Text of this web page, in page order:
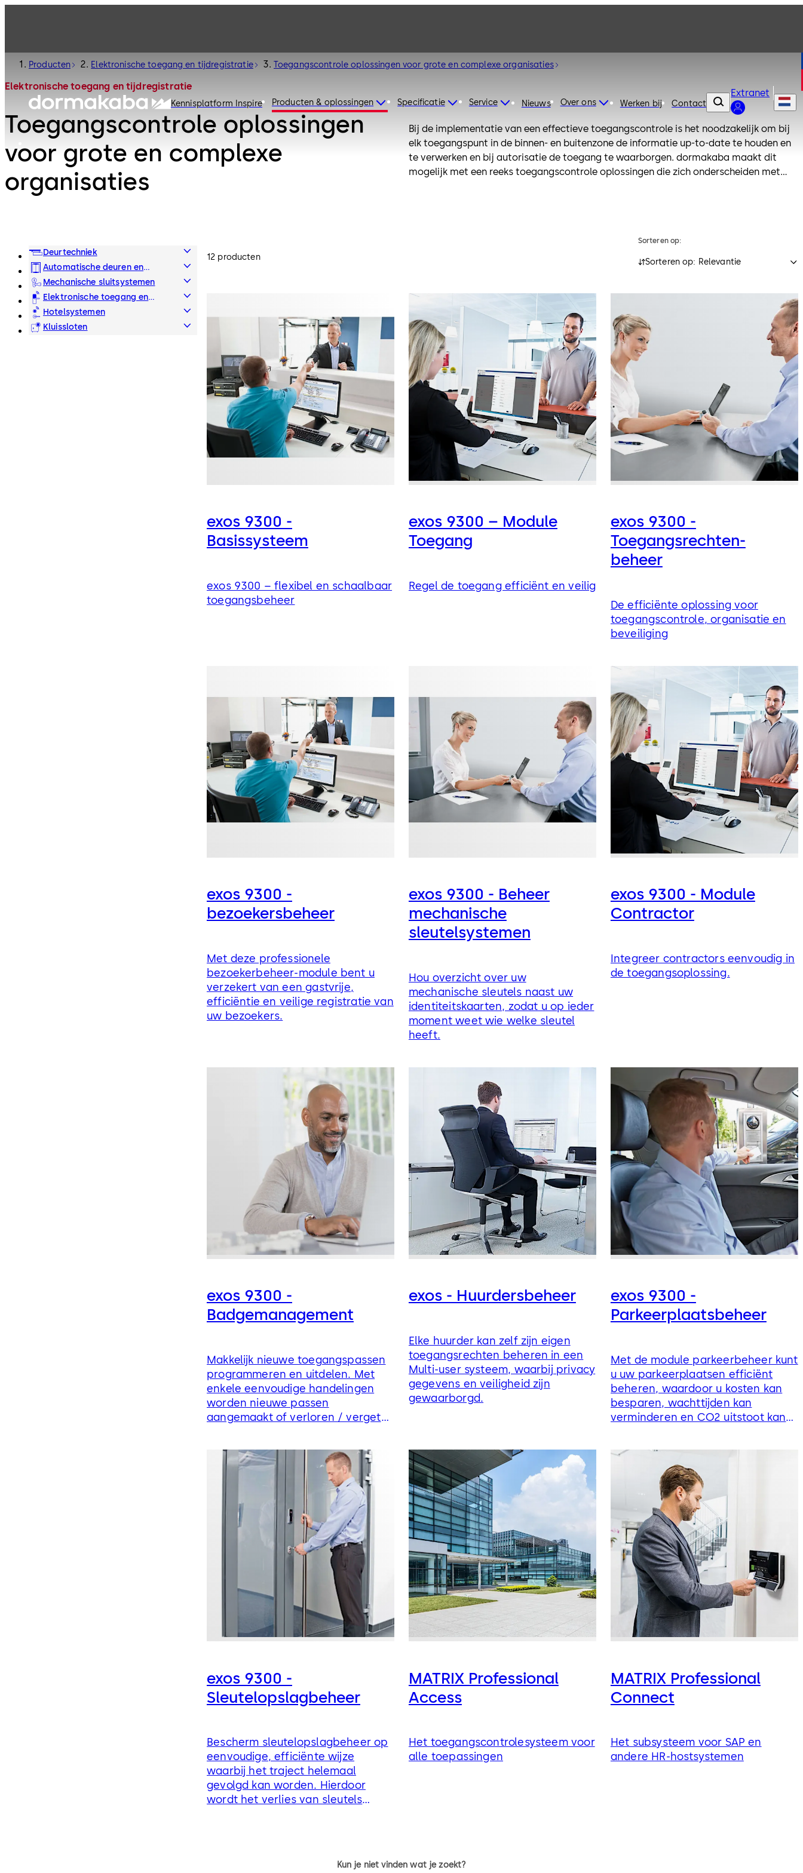
Kennisplatform Inspire Producten & oplossingen Specificatie Service Nieuws Over ons Werken bij Contact
Extranet
Producten Elektronische toegang en tijdregistratie Toegangscontrole oplossingen voor grote en complexe organisaties
Elektronische toegang en tijdregistratie
Toegangscontrole oplossingen
voor grote en complexe
organisaties
Bij de implementatie van een effectieve toegangscontrole is het noodzakelijk om bij
elk toegangspunt in de binnen- en buitenzone de informatie up-to-date te houden en
te verwerken en bij autorisatie de toegang te waarborgen. dormakaba maakt dit
mogelijk met een reeks toegangscontrole oplossingen die zich onderscheiden met
Deurtechniek
Automatische deuren en
beveiligingsdeuren
Mechanische sluitsystemen
Elektronische toegang en
tijdregistratie
Hotelsystemen
Kluissloten
Sorteren op:
Sorteren op: Relevantie
12 producten
exos 9300 -
Basissysteem
exos 9300 – flexibel en schaalbaar
toegangsbeheer
exos 9300 – Module
Toegang
Regel de toegang efficiënt en veilig
exos 9300 -
Toegangsrechten-
beheer
De efficiënte oplossing voor
toegangscontrole, organisatie en
beveiliging
exos 9300 -
bezoekersbeheer
Met deze professionele
bezoekerbeheer-module bent u
verzekert van een gastvrije,
efficiëntie en veilige registratie van
uw bezoekers.
exos 9300 - Beheer
mechanische
sleutelsystemen
Hou overzicht over uw
mechanische sleutels naast uw
identiteitskaarten, zodat u op ieder
moment weet wie welke sleutel
heeft.
exos 9300 - Module
Contractor
Integreer contractors eenvoudig in
de toegangsoplossing.
exos 9300 -
Badgemanagement
Makkelijk nieuwe toegangspassen
programmeren en uitdelen. Met
enkele eenvoudige handelingen
worden nieuwe passen
aangemaakt of verloren / vergeten
exos - Huurdersbeheer
Elke huurder kan zelf zijn eigen
toegangsrechten beheren in een
Multi-user systeem, waarbij privacy
gegevens en veiligheid zijn
gewaarborgd.
exos 9300 -
Parkeerplaatsbeheer
Met de module parkeerbeheer kunt
u uw parkeerplaatsen efficiënt
beheren, waardoor u kosten kan
besparen, wachttijden kan
verminderen en CO2 uitstoot kan
exos 9300 -
Sleutelopslagbeheer
Bescherm sleutelopslagbeheer op
eenvoudige, efficiënte wijze
waarbij het traject helemaal
gevolgd kan worden. Hierdoor
wordt het verlies van sleutels
MATRIX Professional
Access
Het toegangscontrolesysteem voor
alle toepassingen
MATRIX Professional
Connect
Het subsysteem voor SAP en
andere HR-hostsystemen
Kun je niet vinden wat je zoekt?